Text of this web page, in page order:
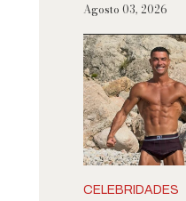
Agosto 03, 2026
CELEBRIDADES